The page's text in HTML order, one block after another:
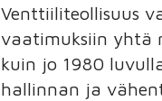
Venttiiliteollisuus
vaatimuksiin yhtä
kuin jo 1980
hallinnan ja